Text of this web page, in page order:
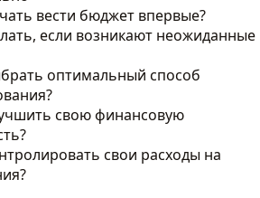
вести бюджет впервые?
если возникают неожиданные
оптимальный способ
свою финансовую
свои расходы на